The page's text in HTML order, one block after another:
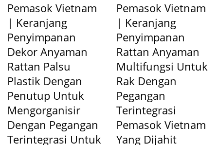
Pemasok Vietnam
| Keranjang
Penyimpanan
Dekor Anyaman
Rattan Palsu
Plastik Dengan
Penutup Untuk
Mengorganisir
Dengan Pegangan
Terintegrasi Untuk
Pemasok Vietnam
| Keranjang
Penyimpanan
Rattan Anyaman
Multifungsi Untuk
Rak Dengan
Pegangan
Terintegrasi
Pemasok Vietnam
Yang Dijahit